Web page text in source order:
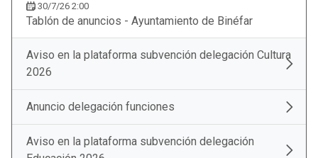
30/7/26 2:00
Tablón de anuncios - Ayuntamiento de Binéfar
Aviso en la plataforma subvención delegación Cultura
2026
Anuncio delegación funciones
Aviso en la plataforma subvención delegación